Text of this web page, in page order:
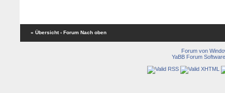
« Übersicht ‹ Forum Nach oben
Forum von
YaBB Forum Software